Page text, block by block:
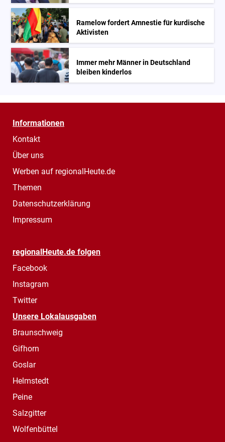
Ramelow fordert Amnestie für kurdische
Aktivisten
Immer mehr Männer in Deutschland
bleiben kinderlos
Informationen
Kontakt
Über uns
Werben auf regionalHeute.de
Themen
Datenschutzerklärung
Impressum
regionalHeute.de folgen
Facebook
Instagram
Twitter
Unsere Lokalausgaben
Braunschweig
Gifhorn
Goslar
Helmstedt
Peine
Salzgitter
Wolfenbüttel